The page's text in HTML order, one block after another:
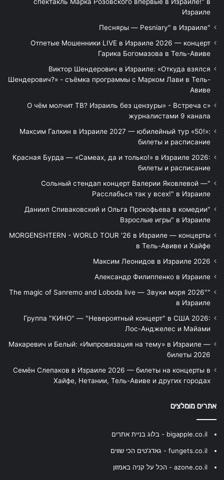
Израиле
"Песняры — Pesniary" в Израиле
Отпетые Мошенники LIVE в Израиле 2026 — концерт
Гарика Богомазова в Тель-Авиве
Виктор Шендерович в Израиле: «Откуда взялся
Шендерович?» - съёмка программы с Марком Лави в Тель-
Авиве
«О чём молчит ТВ? Израиль без цензуры» - Встреча с
журналистами 9 канала
Максим Галкин в Израиле 2027 — юбилейный тур «50!»:
билеты и расписание
Красная Бурда — «Самеах, да и только!» в Израиле 2026:
билеты и расписание
"Сольный стендап концерт Валерии Яковлевой —
Расслабься так у всех!" в Израиле
"Даниил Спиваковский и Ольга Прокофьева в комедии
Взрослые игры" в Израиле
MORGENSHTERN - WORLD TOUR '26 в Израиле — концерты
в Тель-Авиве и Хайфе
Максим Леонидов в Израиле 2026
Александр Филиппенко в Израиле
"The magic of Sanremo and Loboda live — Звуки моря 2026"
в Израиле
Группа "КИНО" — "Невероятный концерт" в США 2026:
Лос-Анджелес и Майами
Макаревич и Белый: «Импровизация на тему» в Израиле —
билеты 2026
Семён Слепаков в Израиле 2026 — билеты на концерты в
Хайфе, Нетании, Тель-Авиве и других городах
אתרים מומלצים
bigapple.co.il - בלוג בניית אתרים
fungets.co.il - גאדג'טים הכי שווים
azone.co.il - הכל על קניה באמזון